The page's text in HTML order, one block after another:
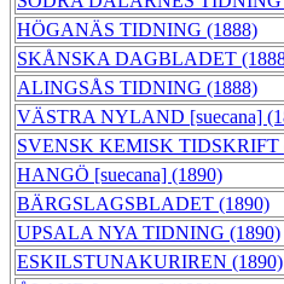
HÖGANÄS TIDNING (1888)
SKÅNSKA DAGBLADET
ALINGSÅS TIDNING (1888)
VÄSTRA NYLAND [suecana]
SVENSK KEMISK TIDSKRIFT
HANGÖ [suecana] (1890)
BÄRGSLAGSBLADET (1890)
UPSALA NYA TIDNING (1890)
ESKILSTUNAKURIREN (1890)